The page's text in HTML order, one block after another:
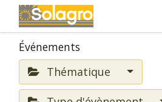
Événements
Thématique